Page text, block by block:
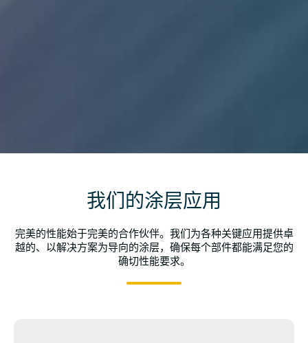
我们的涂层应用
完美的性能始于完美的合作伙伴。我们为各种关键应用提供卓
越的、以解决方案为导向的涂层，确保每个部件都能满足您的
确切性能要求。